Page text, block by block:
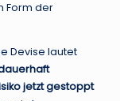
Form der
Devise lautet
jetzt gestoppt